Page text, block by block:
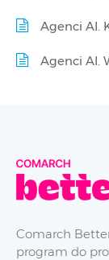
Agenci AI.
Agenci AI.
Comarch
program do